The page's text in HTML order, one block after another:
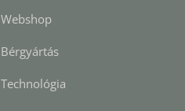
Webshop
Bérgyártás
Technológia